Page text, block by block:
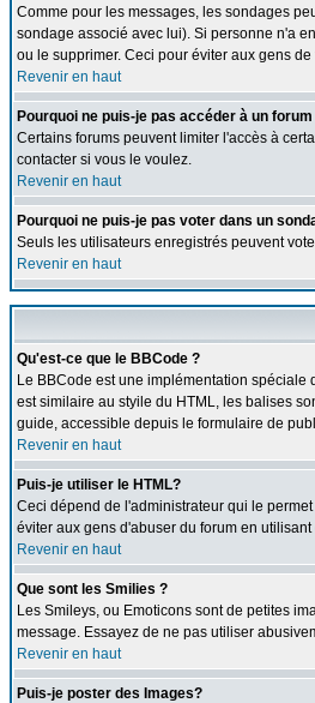
Comme pour les messages, les sondages
sondage associé avec lui). Si personne n'a
ou le supprimer. Ceci pour éviter aux gens
Revenir en haut
Pourquoi ne puis-je pas accéder à un forum
Certains forums peuvent limiter l'accès à
contacter si vous le voulez.
Revenir en haut
Pourquoi ne puis-je pas voter dans un
Seuls les utilisateurs enregistrés peuvent
Revenir en haut
Qu'est-ce que le BBCode ?
Le BBCode est une implémentation
est similaire au styile du HTML, les balises
guide, accessible depuis le formulaire de
Revenir en haut
Puis-je utiliser le HTML?
Ceci dépend de l'administrateur qui le
éviter aux gens d'abuser du forum en
Revenir en haut
Que sont les Smilies ?
Les Smileys, ou Emoticons sont de petites
message. Essayez de ne pas utiliser
Revenir en haut
Puis-je poster des Images?